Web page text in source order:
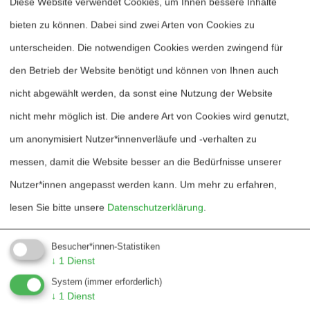
Beiträge zur Lösung des Atomstreits mit
dem Iran? Fehlanzeige. Energische
Vermittlungsbemühungen im Palästina-
Konflikt? Fehlanzeige. Neue Vorstöße in
der Abrüstungspolitik? Fehlanzeige. Der
Afghanistan war eine US-Initiative, der die
Bundesregierung anfangs nur zögerlich
folgte. Negativ fiel die Regierung auf durch
ihre Bemühungen um immer mehr
Waffenausfuhren. Vor allem die
bieten zu können. Dabei sind zwei Arten von Cookies zu
unterscheiden. Die notwendigen Cookies werden zwingend für
den Betrieb der Website benötigt und können von Ihnen auch
nicht abgewählt werden, da sonst eine Nutzung der Website
nicht mehr möglich ist. Die andere Art von Cookies wird genutzt,
um anonymisiert Nutzer*innenverläufe und -verhalten zu
messen, damit die Website besser an die Bedürfnisse unserer
Nutzer*innen angepasst werden kann. Um mehr zu erfahren,
lesen Sie bitte unsere Datenschutzerklärung.
Besucher*innen-Statistiken
↓ 1 Dienst
System (immer erforderlich)
↓ 1 Dienst